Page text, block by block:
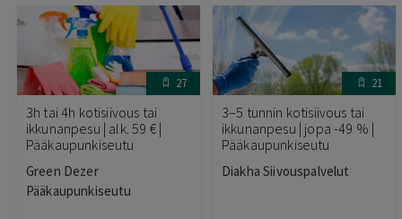
27
3h tai 4h kotisiivous tai
ikkunanpesu | alk. 59 € |
Pääkaupunkiseutu
Green Dezer
Pääkaupunkiseutu
21
3–5 tunnin kotisiivous tai
ikkunanpesu | jopa -49 % |
Pääkaupunkiseutu
Diakha Siivouspalvelut